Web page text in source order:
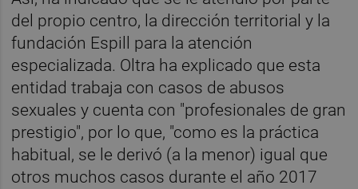
del propio centro, la dirección territorial y la
fundación Espill para la atención
especializada. Oltra ha explicado que esta
entidad trabaja con casos de abusos
sexuales y cuenta con "profesionales de gran
prestigio", por lo que, "como es la práctica
habitual, se le derivó (a la menor) igual que
otros muchos casos durante el año 2017